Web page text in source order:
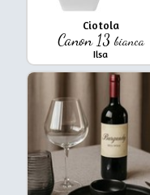
Ciotola
Canon 13 bianca
Ilsa